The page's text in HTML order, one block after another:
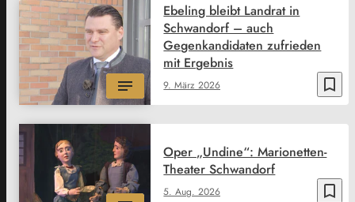
bookmark_border
9. März 2026
Ebeling bleibt Landrat in
Schwandorf – auch
Gegenkandidaten zufrieden
mit Ergebnis
bookmark_border
5. Aug. 2026
Oper „Undine“: Marionetten-
Theater Schwandorf